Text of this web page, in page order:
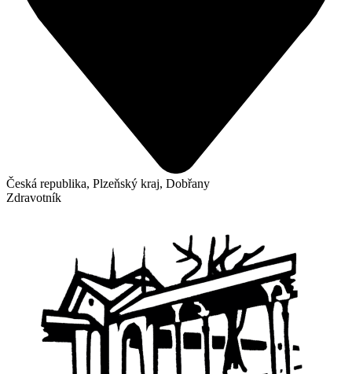
Česká republika, Plzeňský kraj, Dobřany
Zdravotník